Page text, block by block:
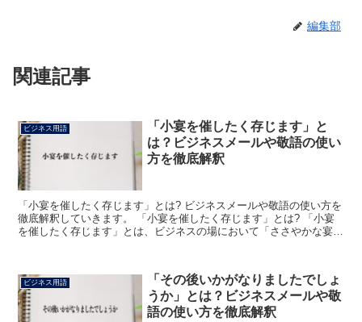
編集部
関連記事
ビジネス用語
「小宴を催したく存じます」と
は？ビジネスメールや敬語の使い
方を徹底解釈
「小宴を催したく存じます」とは? ビジネスメールや敬語の使い方を
徹底解釈していきます。 「小宴を催したく存じます」とは? 「小宴
を催したく存じます」とは、ビジネスの場において「ささやかな宴会
ビジネス用語
「その後いかがなりましたでしょ
うか」とは？ビジネスメールや敬
語の使い方を徹底解釈